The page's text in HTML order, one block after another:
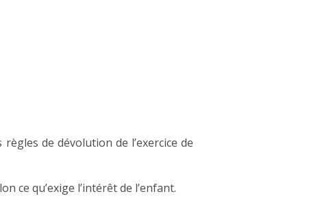
de dévolution de l’exercice de
ce qu’exige l’intérêt de l’enfant.